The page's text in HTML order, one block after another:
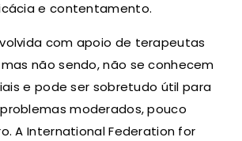
e contentamento.
com apoio de terapeutas
não sendo, não se conhecem
e pode ser sobretudo útil para
moderados, pouco
A International Federation for